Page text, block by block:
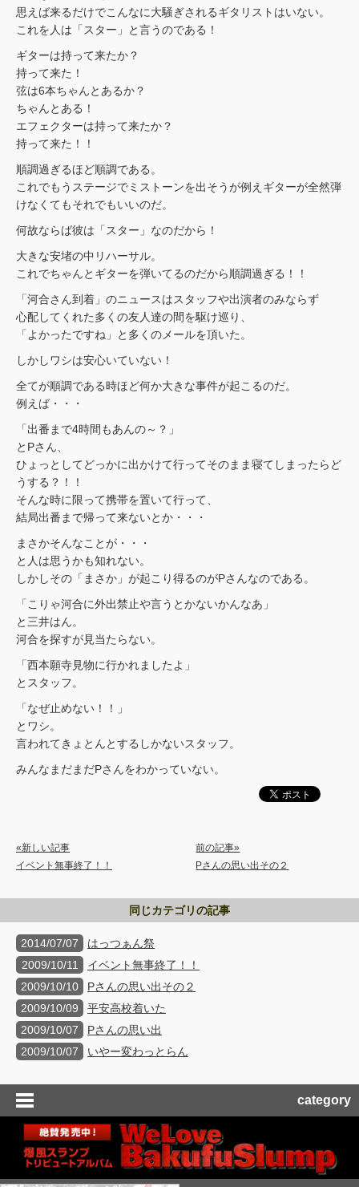
思えば来るだけでこんなに大騒ぎされるギタリストはいない。
これを人は「スター」と言うのである！
ギターは持って来たか？
持って来た！
弦は6本ちゃんとあるか？
ちゃんとある！
エフェクターは持って来たか？
持って来た！！
順調過ぎるほど順調である。
これでもうステージでミストーンを出そうが例えギターが全然弾
けなくてもそれでもいいのだ。
何故ならば彼は「スター」なのだから！
大きな安堵の中リハーサル。
これでちゃんとギターを弾いてるのだから順調過ぎる！！
「河合さん到着」のニュースはスタッフや出演者のみならず
心配してくれた多くの友人達の間を駆け巡り、
「よかったですね」と多くのメールを頂いた。
しかしワシは安心いていない！
全てが順調である時ほど何か大きな事件が起こるのだ。
例えば・・・
「出番まで4時間もあんの～？」
とPさん、
ひょっとしてどっかに出かけて行ってそのまま寝てしまったらど
うする？！！
そんな時に限って携帯を置いて行って、
結局出番まで帰って来ないとか・・・
まさかそんなことが・・・
と人は思うかも知れない。
しかしその「まさか」が起こり得るのがPさんなのである。
「こりゃ河合に外出禁止や言うとかないかんなあ」
と三井はん。
河合を探すが見当たらない。
「西本願寺見物に行かれましたよ」
とスタッフ。
「なぜ止めない！！」
とワシ。
言われてきょとんとするしかないスタッフ。
みんなまだまだPさんをわかっていない。
«新しい記事
イベント無事終了！！
前の記事»
Pさんの思い出その２
同じカテゴリの記事
2014/07/07
はっつぁん祭
2009/10/11
イベント無事終了！！
2009/10/10
Pさんの思い出その２
2009/10/09
平安高校着いた
2009/10/07
Pさんの思い出
2009/10/07
いやー変わっとらん
category